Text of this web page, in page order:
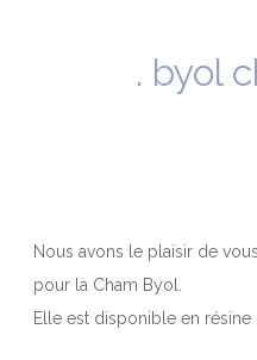
. byol
Nous avons le plaisir de
pour la Cham Byol.
Elle est disponible en